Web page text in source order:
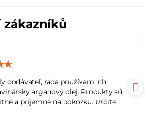
zákazníků
5
dodávateľ, rada používam ich
arganový olej. Produkty sú
a príjemné na pokožku. Určite